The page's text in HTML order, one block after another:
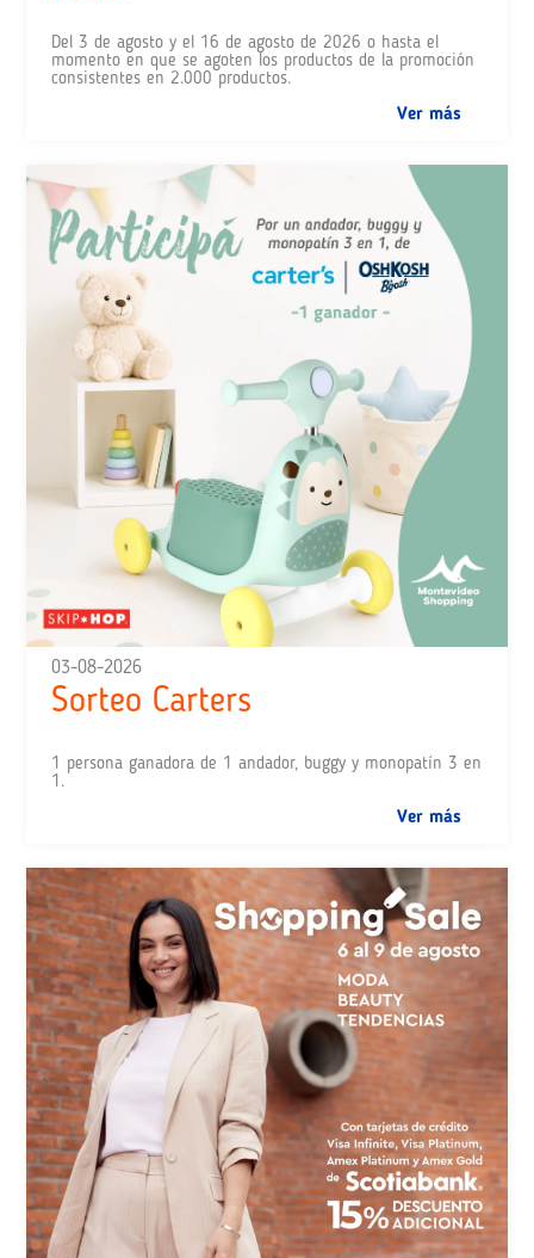
Del 3 de agosto y el 16 de agosto de 2026 o hasta el
momento en que se agoten los productos de la promoción
consistentes en 2.000 productos.
Ver más
03-08-2026
Sorteo Carters
1 persona ganadora de 1 andador, buggy y monopatín 3 en
1.
Ver más